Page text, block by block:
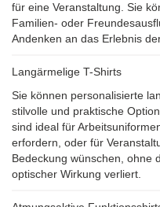
für eine Veranstaltung. Sie
Familien- oder
Andenken an das Erlebnis
Langärmelige T-Shirts
Sie können personalisierte
stilvolle und praktische
sind ideal für
erfordern, oder für
Bedeckung wünschen, ohne
optischer Wirkung verliert.